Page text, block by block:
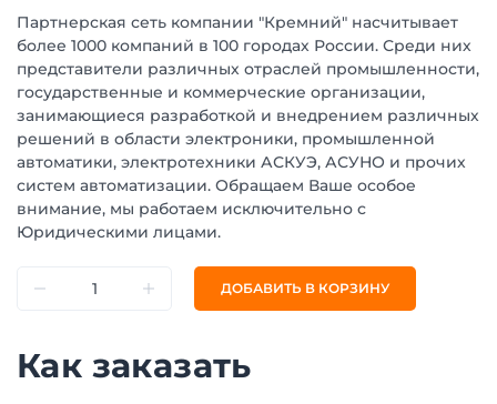
Партнерская сеть компании "Кремний" насчитывает
более 1000 компаний в 100 городах России. Среди них
представители различных отраслей промышленности,
государственные и коммерческие организации,
занимающиеся разработкой и внедрением различных
решений в области электроники, промышленной
автоматики, электротехники АСКУЭ, АСУНО и прочих
систем автоматизации. Обращаем Ваше особое
внимание, мы работаем исключительно с
Юридическими лицами.
ДОБАВИТЬ В КОРЗИНУ
Как заказать